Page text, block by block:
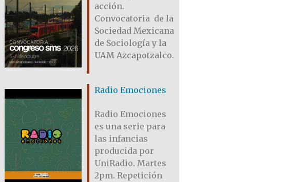
acción.
Convocatoria de la
Sociedad Mexicana
de Sociología y la
UAM Azcapotzalco.
Radio Emociones
Radio Emociones
es una serie para
las infancias
producida por
UniRadio. Martes
2pm. Repetición